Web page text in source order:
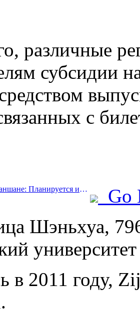
различные
субсидии
с
Prev:Туризм в Хуаншане: Планируется инвестировать 530 миллионов юаней в реконструкцию отелей.
Go
Шэньхуа,
университет
в 2011 году,